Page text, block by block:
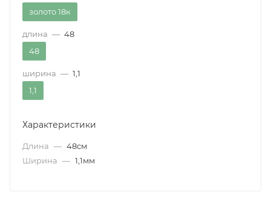
золото 18к
длина — 48
48
ширина — 1,1
1,1
Характеристики
Длина — 48см
Ширина — 1,1мм